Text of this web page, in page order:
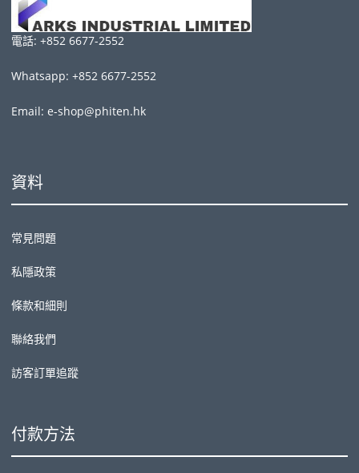
電話: +852 6677-2552
Whatsapp: +852 6677-2552
Email: e-shop@phiten.hk
資料
常見問題
私隱政策
條款和細則
聯絡我們
訪客訂單追蹤
付款方法